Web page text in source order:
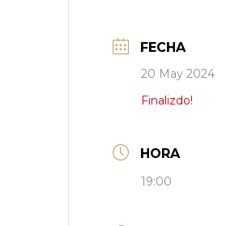
FECHA
20 May 2024
Finalizdo!
HORA
19:00